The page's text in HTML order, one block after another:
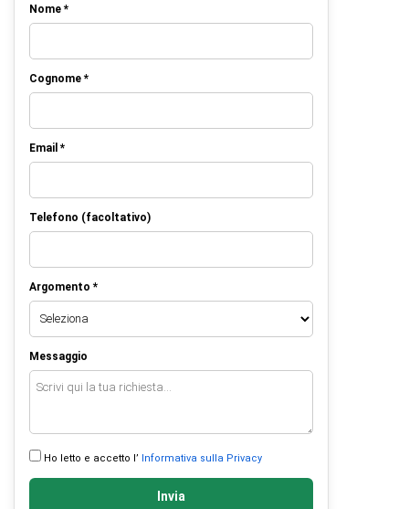
Nome *
Cognome *
Email *
Telefono (facoltativo)
Argomento *
Messaggio
Ho letto e accetto l’ Informativa sulla Privacy
Invia